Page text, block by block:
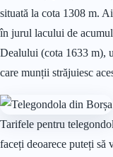
situată la cota 1308 m.
în jurul lacului de
Dealului (cota 1633 m),
care munții străjuiesc
Tarifele pentru
faceți deoarece puteți să